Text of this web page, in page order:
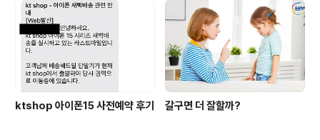
ktshop 아이폰15 사전예약 후기 갈구면 더 잘할까?